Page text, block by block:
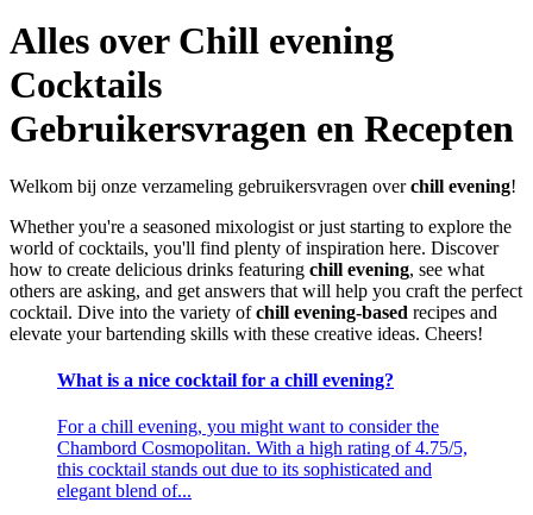
Alles over Chill evening
Cocktails
Gebruikersvragen en Recepten
Welkom bij onze verzameling gebruikersvragen overchill evening!
Whether you're a seasoned mixologist or just starting to explore the
world of cocktails, you'll find plenty of inspiration here. Discover
how to create delicious drinks featuring chill evening, see what
others are asking, and get answers that will help you craft the perfect
cocktail. Dive into the variety ofchill evening-based recipes and
elevate your bartending skills with these creative ideas. Cheers!
What is a nice cocktail for a chill evening?
For a chill evening, you might want to consider the
Chambord Cosmopolitan. With a high rating of 4.75/5,
this cocktail stands out due to its sophisticated and
elegant blend of...